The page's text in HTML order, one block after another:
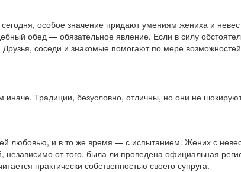
особое значение придают умениям жениха и
обед — обязательное явление. Если в силу
соседи и знакомые помогают по мере возможностей
иначе. Традиции, безусловно, отличны, но они не
любовью, и в то же время — с испытанием. Жених с
от того, была ли проведена официальная
практически собственностью своего супруга.